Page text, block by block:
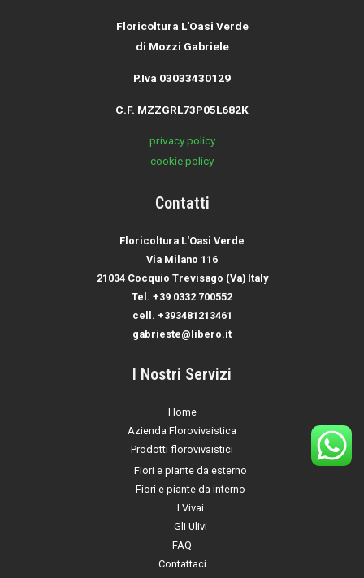
Floricoltura L'Oasi Verde
di Mozzi Gabriele
P.Iva 03033430129
C.F. MZZGRL73P05L682K
privacy policy
cookie policy
Contatti
Floricoltura L'Oasi Verde
Via Milano 116
21034 Cocquio Trevisago (Va) Italy
Tel. +39 0332 700552
cell. +393481213461
gabrieste@libero.it
I Nostri Servizi
Home
Azienda Florovivaistica
Prodotti florovivaistici
Fiori e piante da esterno
Fiori e piante da interno
I Vivai
Gli Ulivi
FAQ
Contattaci